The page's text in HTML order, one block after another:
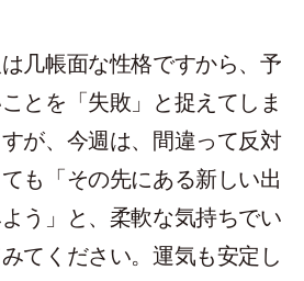
几帳面な性格ですから、予
とを「失敗」と捉えてしま
が、今週は、間違って反対
も「その先にある新しい出
う」と、柔軟な気持ちでい
てください。運気も安定し